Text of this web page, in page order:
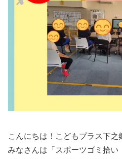
こんにちは！こどもプラス下之
みなさんは「スポーツゴミ拾い